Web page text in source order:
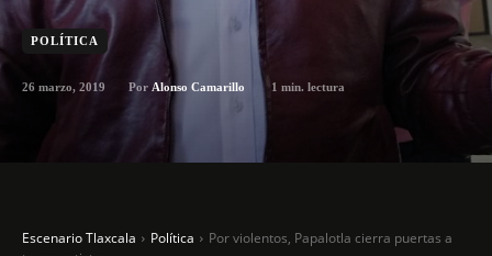
POLÍTICA
26 marzo, 2019 Por Alonso Camarillo 1 min. lectura
Escenario Tlaxcala Política
Por violentos, Papalotla cierra puertas a